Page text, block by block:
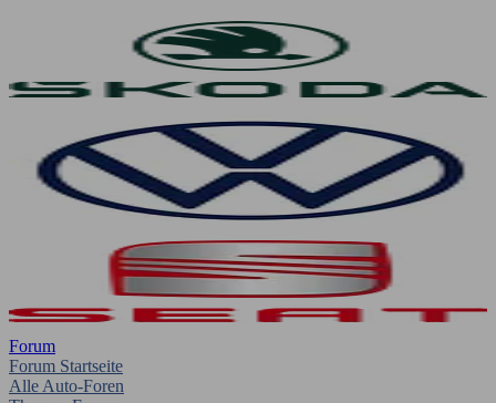
Forum
Forum Startseite
Alle Auto-Foren